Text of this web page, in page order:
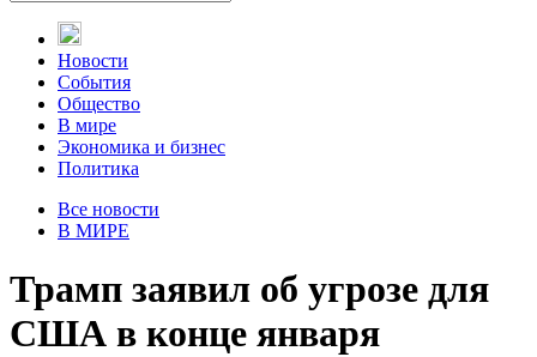
Новости
События
Общество
В мире
Экономика и бизнес
Политика
Все новости
В МИРЕ
Трамп заявил об угрозе для
США в конце января